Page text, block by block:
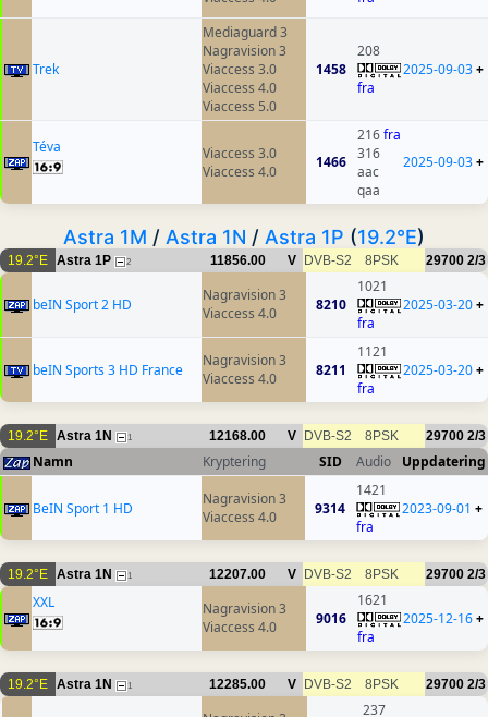
Trek
Mediaguard 3
Nagravision 3
Viaccess 3.0
Viaccess 4.0
Viaccess 5.0
1458
208
fra
2025-09-03+
Téva
Viaccess 3.0
Viaccess 4.0
1466
216fra
316
aac
qaa
2025-09-03+
Astra 1M / Astra 1N / Astra 1P (19.2°E)
19.2°E Astra 1P 2 11856.00 V DVB-S2 8PSK 29700 2/3
beIN Sport 2 HD
Nagravision 3
Viaccess 4.0
8210
1021
fra
2025-03-20+
beIN Sports 3 HD France
Nagravision 3
Viaccess 4.0
8211
1121
fra
2025-03-20+
19.2°E Astra 1N 1 12168.00 V DVB-S2 8PSK 29700 2/3
Namn Kryptering SID Audio Uppdatering
BeIN Sport 1 HD
Nagravision 3
Viaccess 4.0
9314
1421
fra
2023-09-01 +
19.2°E Astra 1N 1 12207.00 V DVB-S2 8PSK 29700 2/3
XXL
Nagravision 3
Viaccess 4.0
9016
1621
fra
2025-12-16+
19.2°E Astra 1N 1 12285.00 V DVB-S2 8PSK 29700 2/3
237